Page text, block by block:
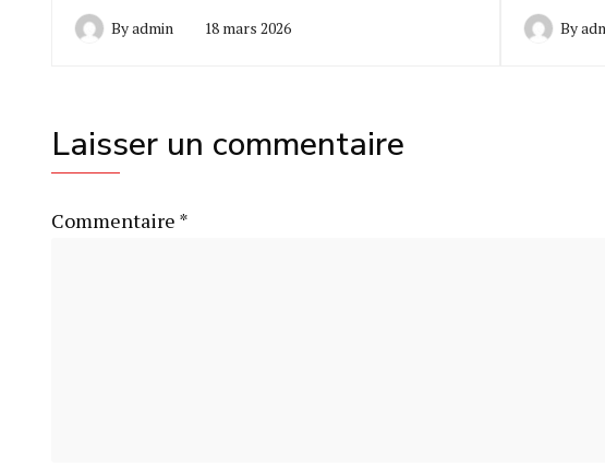
Byadmin 18 mars 2026 By
Laisser un commentaire
Commentaire *